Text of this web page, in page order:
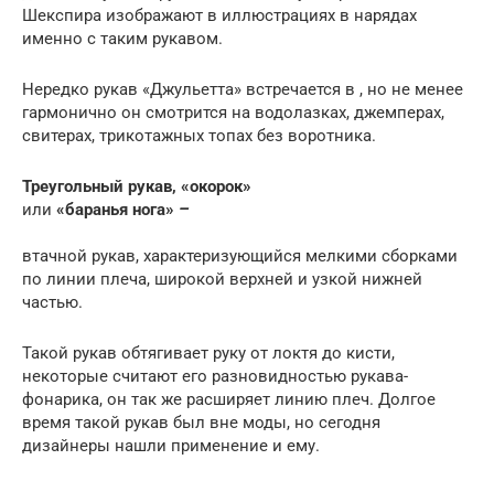
Шекспира изображают в иллюстрациях в нарядах
именно с таким рукавом.
Нередко рукав «Джульетта» встречается в , но не менее
гармонично он смотрится на водолазках, джемперах,
свитерах, трикотажных топах без воротника.
Треугольный рукав, «окорок»
или «баранья нога» –
втачной рукав, характеризующийся мелкими сборками
по линии плеча, широкой верхней и узкой нижней
частью.
Такой рукав обтягивает руку от локтя до кисти,
некоторые считают его разновидностью рукава-
фонарика, он так же расширяет линию плеч. Долгое
время такой рукав был вне моды, но сегодня
дизайнеры нашли применение и ему.